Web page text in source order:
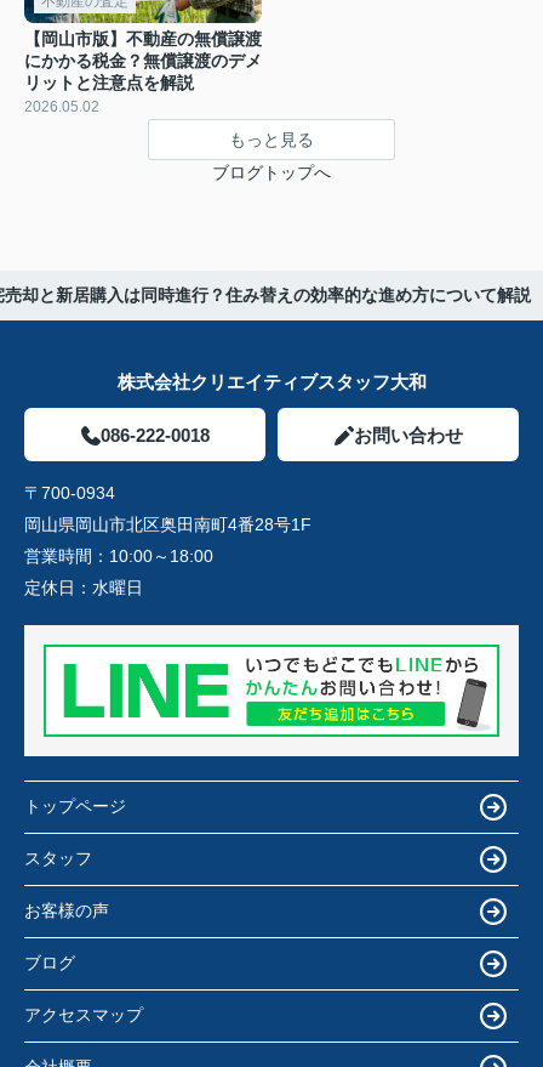
【岡山市版】不動産の無償譲渡
にかかる税金？無償譲渡のデメ
リットと注意点を解説
2026.05.02
もっと見る
ブログトップへ
却と新居購入は同時進行？住み替えの効率的な進め方について解説
株式会社クリエイティブスタッフ大和
086-222-0018 お問い合わせ
〒700-0934
岡山県岡山市北区奥田南町4番28号1F
営業時間： 10:00～18:00
定休日： 水曜日
トップページ
スタッフ
お客様の声
ブログ
アクセスマップ